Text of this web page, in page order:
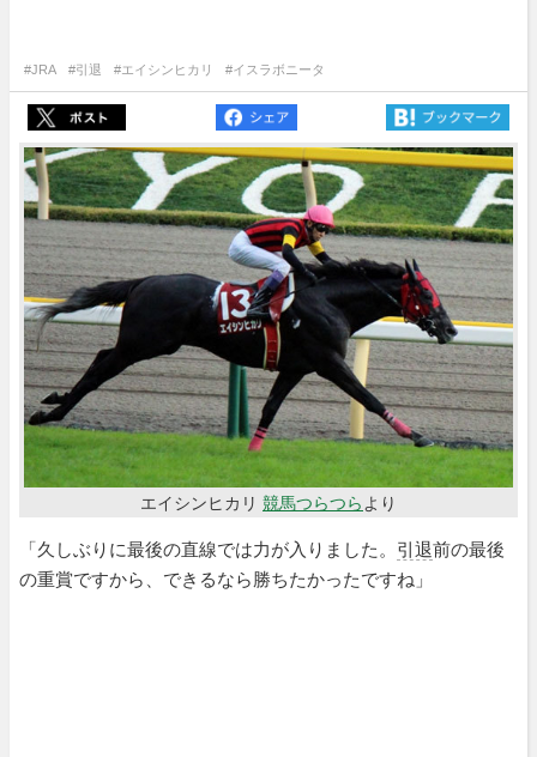
#JRA #引退 #エイシンヒカリ #イスラボニータ
エイシンヒカリ 競馬つらつらより
「久しぶりに最後の直線では力が入りました。 引退前の最後
の重賞ですから、できるなら勝ちたかったですね」